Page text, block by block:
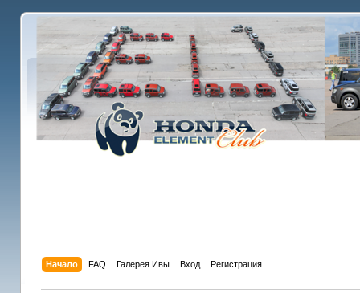
Начало FAQ Галерея Ивы Вход Регистрация